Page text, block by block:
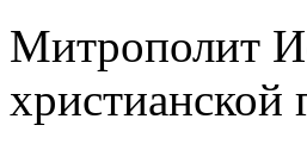
Митрополит
христианской